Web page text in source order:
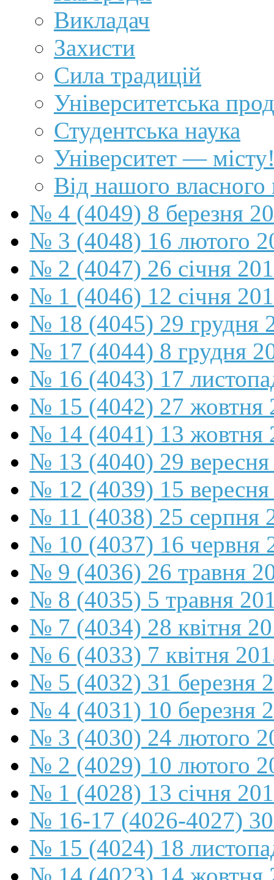
Викладач
Захисти
Сила традицій
Університетська
Студентська наука
Університет —
Від нашого власного
№ 4 (4049) 8 березня
№ 3 (4048) 16 лютого
№ 2 (4047) 26 січня
№ 1 (4046) 12 січня
№ 18 (4045) 29 грудня
№ 17 (4044) 8 грудня
№ 16 (4043) 17
№ 15 (4042) 27 жовтня
№ 14 (4041) 13 жовтня
№ 13 (4040) 29
№ 12 (4039) 15
№ 11 (4038) 25 серпня
№ 10 (4037) 16 червня
№ 9 (4036) 26 травня
№ 8 (4035) 5 травня
№ 7 (4034) 28 квітня
№ 6 (4033) 7 квітня
№ 5 (4032) 31 березня
№ 4 (4031) 10 березня
№ 3 (4030) 24 лютого
№ 2 (4029) 10 лютого
№ 1 (4028) 13 січня
№ 16-17 (4026-4027) 30
№ 15 (4024) 18